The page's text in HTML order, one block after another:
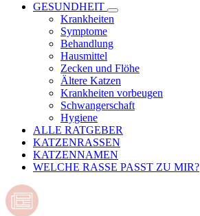
GESUNDHEIT
Krankheiten
Symptome
Behandlung
Hausmittel
Zecken und Flöhe
Ältere Katzen
Krankheiten vorbeugen
Schwangerschaft
Hygiene
ALLE RATGEBER
KATZENRASSEN
KATZENNAMEN
WELCHE RASSE PASST ZU MIR?